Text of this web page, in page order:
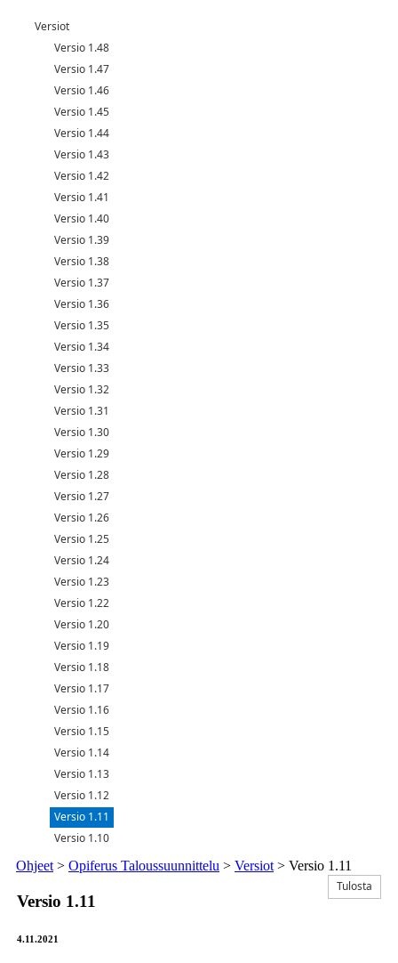
Versiot
Versio 1.48
Versio 1.47
Versio 1.46
Versio 1.45
Versio 1.44
Versio 1.43
Versio 1.42
Versio 1.41
Versio 1.40
Versio 1.39
Versio 1.38
Versio 1.37
Versio 1.36
Versio 1.35
Versio 1.34
Versio 1.33
Versio 1.32
Versio 1.31
Versio 1.30
Versio 1.29
Versio 1.28
Versio 1.27
Versio 1.26
Versio 1.25
Versio 1.24
Versio 1.23
Versio 1.22
Versio 1.20
Versio 1.19
Versio 1.18
Versio 1.17
Versio 1.16
Versio 1.15
Versio 1.14
Versio 1.13
Versio 1.12
Versio 1.11
Versio 1.10
Ohjeet > Opiferus Taloussuunnittelu > Versiot > Versio 1.11
Versio 1.11
4.11.2021
Tulosta